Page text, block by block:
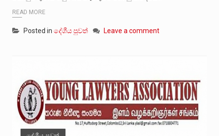
READ MORE
Posted in දේශීය පුවත් Leave a comment